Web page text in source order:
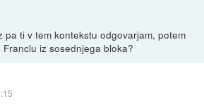
pa ti v tem kontekstu odgovarjam, potem
iz sosednjega bloka?